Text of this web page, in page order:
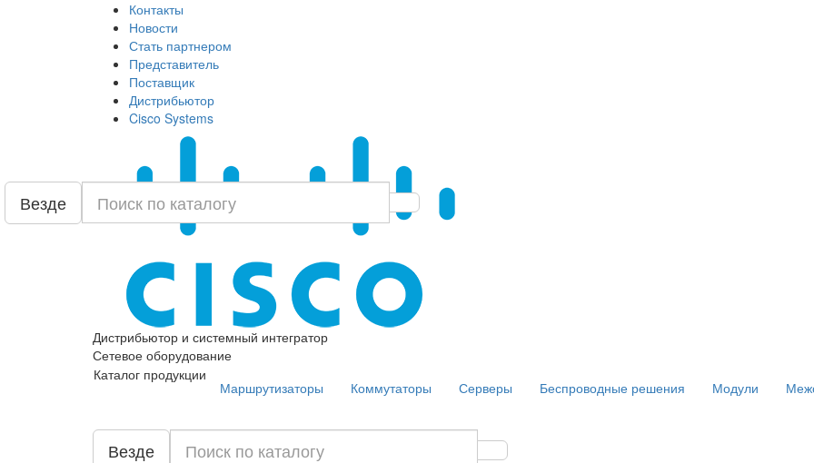
Контакты
Новости
Стать партнером
Представитель
Поставщик
Дистрибьютор
Cisco Systems
Дистрибьютор и системный интегратор
Сетевое оборудование
Везде
Каталог продукции
Маршрутизаторы Коммутаторы Серверы Беспроводные решения Модули
Везде